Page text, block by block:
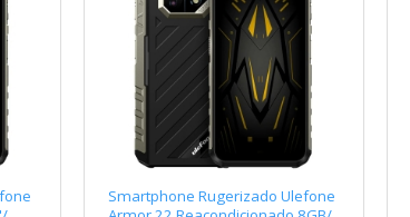
Smartphone Rugerizado Ulefone